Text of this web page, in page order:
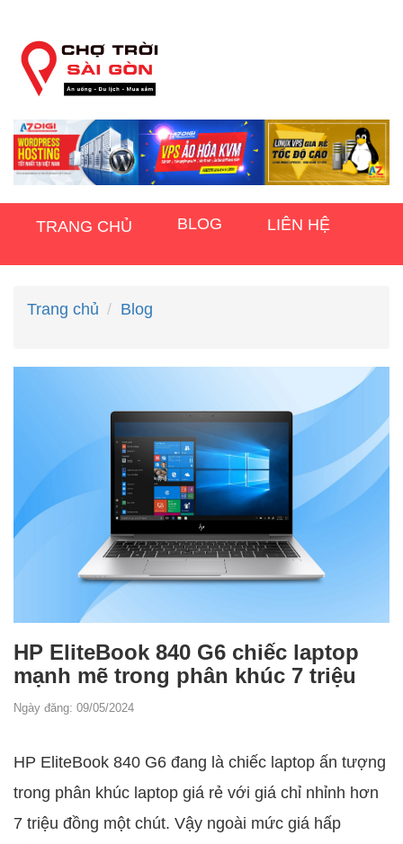
TRANG CHỦ BLOG LIÊN HỆ
Trang chủ Blog
HP EliteBook 840 G6 chiếc laptop
mạnh mẽ trong phân khúc 7 triệu
Ngày đăng: 09/05/2024
HP EliteBook 840 G6 đang là chiếc laptop ấn tượng
trong phân khúc laptop giá rẻ với giá chỉ nhỉnh hơn
7 triệu đồng một chút. Vậy ngoài mức giá hấp